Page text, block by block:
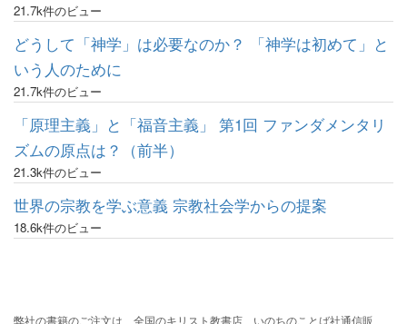
21.7k件のビュー
どうして「神学」は必要なのか？ 「神学は初めて」と
いう人のために
21.7k件のビュー
「原理主義」と「福音主義」 第1回 ファンダメンタリ
ズムの原点は？（前半）
21.3k件のビュー
世界の宗教を学ぶ意義 宗教社会学からの提案
18.6k件のビュー
弊社の書籍のご注文は、全国のキリスト教書店、いのちのことば社通信販